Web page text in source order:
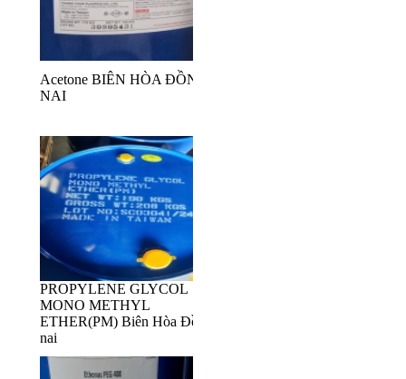
Acetone BIÊN HÒA ĐỒNG
NAI
PROPYLENE GLYCOL
MONO METHYL
ETHER(PM) Biên Hòa Đồng
nai